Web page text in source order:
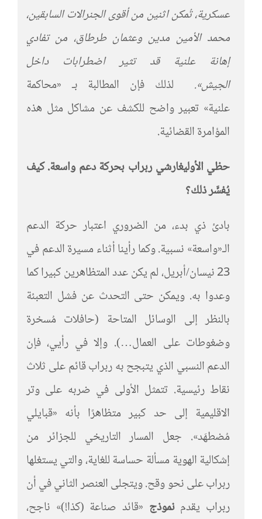
عسكرية، تُمكن اثنين من أقوى الجنرالات السابقين،
محمد الأمين مدين وعثمان طرطاق، من تفادي
إهانة علنية قد تثير اضطرابات داخل
الجيش».
لذلك فإن المطالبة بـ «محاكمة
علنية» تعبير واضح للكشف عن مشاكل مثل هذه
المؤامرة القضائية.
حظي الأوليغارشي ربراب بحركة دعم واسعة.كيف
يُفسَّر ذلك؟
بادئ ذي بدء، من الضروري اعتبار حركة الدعم
الـ«واسعة» نسبية. وكما رأينا أثناء مسيرة الدعم في
23 نيسان/أبريل، لم يكن عدد المتظاهرين كبيرا كما
وعدوا به. ويمكن حتى التحدث عن فشل التعبئة
بالنظر إلى الوسائل المتاحة (حافلات مُسخرة
وضغوطات على العمال…). وإلا في رأيي، فإن
الدعم النسبي الذي يتبجح به ربراب قائم على ثلاث
نقاط رئيسية. تتمثل الأولى في ضربه على وتر
الاقليمية إلى حد كبير متظاهرًا بأنه «قبايلي
مُضطهَد». جعل المسار التاريخي للجزائر من
إشكالية الهوية مسألة حساسة للغاية، والتي يستغلها
ربراب على نحو وقح. ويتجلى العنصر الثاني في أن
ربراب يقدمنموذج «قائد صناعة (كذا!)» ناجح،